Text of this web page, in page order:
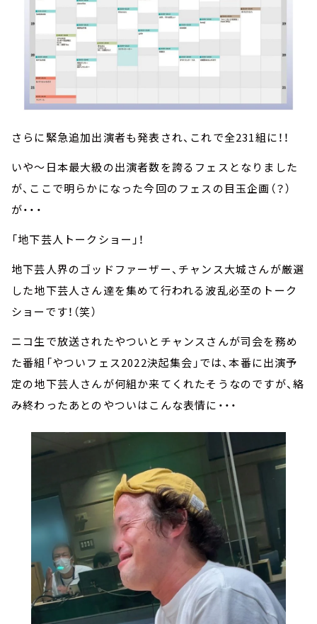
さらに緊急追加出演者も発表され、これで全231組に！！
いや～日本最大級の出演者数を誇るフェスとなりました
が、ここで明らかになった今回のフェスの目玉企画（？）
が・・・
「地下芸人トークショー」！
地下芸人界のゴッドファーザー、チャンス大城さんが厳選
した地下芸人さん達を集めて行われる波乱必至のトーク
ショーです！（笑）
ニコ生で放送されたやついとチャンスさんが司会を務め
た番組「やついフェス2022決起集会」では、本番に出演予
定の地下芸人さんが何組か来てくれたそうなのですが、絡
み終わったあとのやついはこんな表情に・・・